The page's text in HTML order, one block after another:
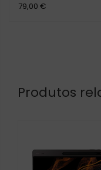
79,00 €
Produtos